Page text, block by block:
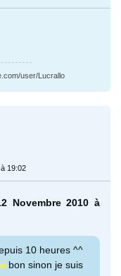
user/Lucrallo
19:02
Novembre 2010 à
10 heures ^^
bon sinon je suis